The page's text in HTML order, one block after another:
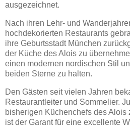
ausgezeichnet.
Nach ihren Lehr- und
hochdekorierten Restaurants
ihre Geburtsstadt München
der Küche des Alois zu
einen modernen nordischen Stil
beiden Sterne zu halten.
Den Gästen seit vielen Jahren
Restaurantleiter und Sommelier.
bisherigen Küchenchefs des Alois
ist der Garant für eine excellente